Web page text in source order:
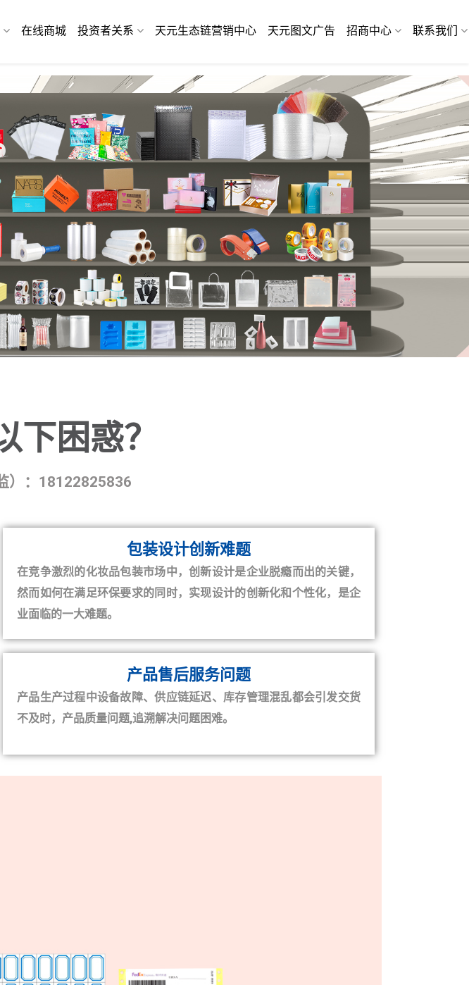
在线商城 投资者关系 天元生态链营销中心 天元图文广告 招商中心 联系我们
下困惑？
）：18122825836
包装设计创新难题
在竞争激烈的化妆品包装市场中，创新设计是企业脱瘾而出的关键，
然而如何在满足环保要求的同时，实现设计的创新化和个性化，是企
业面临的一大难题。
产品售后服务问题
产品生产过程中设备故障、供应链延迟、库存管理混乱都会引发交货
不及时，产品质量问题,追溯解决问题困难。